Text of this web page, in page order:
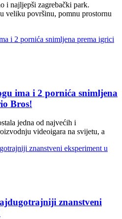
i najljepši zagrebački park.
veliku površinu, pomnu prostornu
ima i 2 pornića snimljena
Bros!
jedna od najvećih i
videoigara na svijetu, a
znanstveni